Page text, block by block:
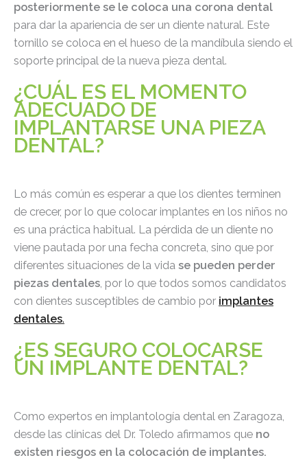
posteriormente se le coloca una corona dental
para dar la apariencia de ser un diente natural. Este
tornillo se coloca en el hueso de la mandíbula siendo el
soporte principal de la nueva pieza dental.
¿CUÁL ES EL MOMENTO
ADECUADO DE
IMPLANTARSE UNA PIEZA
DENTAL?
Lo más común es esperar a que los dientes terminen
de crecer, por lo que colocar implantes en los niños no
es una práctica habitual. La pérdida de un diente no
viene pautada por una fecha concreta, sino que por
diferentes situaciones de la vida se pueden perder
piezas dentales, por lo que todos somos candidatos
con dientes susceptibles de cambio por implantes
dentales.
¿ES SEGURO COLOCARSE
UN IMPLANTE DENTAL?
Como expertos en implantología dental en Zaragoza,
desde las clínicas del Dr. Toledo afirmamos que no
existen riesgos en la colocación de implantes.